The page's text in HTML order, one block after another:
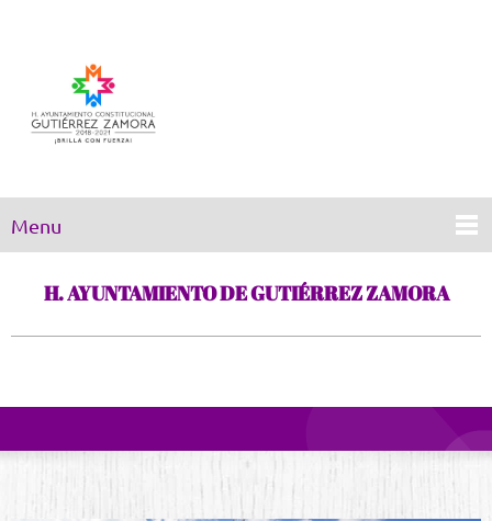
Menu
H. AYUNTAMIENTO DE GUTIÉRREZ ZAMORA